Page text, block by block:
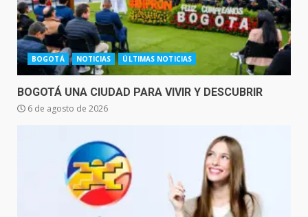
BOGOTÁ NOTICIAS ÚLTIMAS NOTICIAS
BOGOTÁ UNA CIUDAD PARA VIVIR Y DESCUBRIR
6 de agosto de 2026